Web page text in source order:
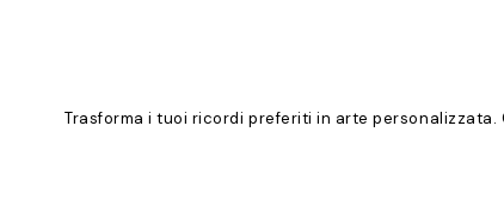
Trasforma i tuoi ricordi preferiti in arte